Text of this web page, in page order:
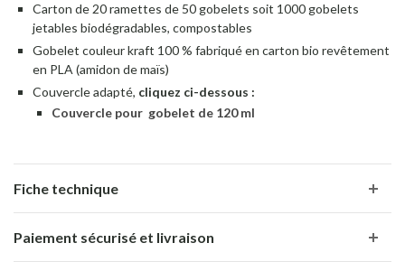
Carton de 20 ramettes de 50 gobelets soit 1000 gobelets
jetables biodégradables, compostables
Gobelet couleur kraft 100 % fabriqué en carton bio revêtement
en PLA (amidon de maïs)
Couvercle adapté, cliquez ci-dessous :
Couvercle pour gobelet de 120 ml
Fiche technique
Paiement sécurisé et livraison